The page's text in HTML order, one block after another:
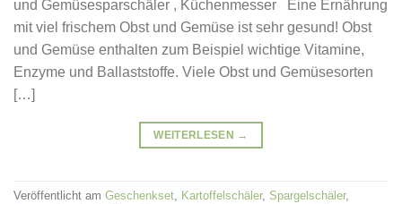
und Gemüsesparschäler , Küchenmesser Eine Ernährung
mit viel frischem Obst und Gemüse ist sehr gesund! Obst
und Gemüse enthalten zum Beispiel wichtige Vitamine,
Enzyme und Ballaststoffe. Viele Obst und Gemüsesorten
[…]
WEITERLESEN →
Veröffentlicht am Geschenkset, Kartoffelschäler, Spargelschäler,